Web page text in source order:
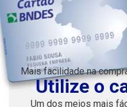
Mais facilidade na
Utilize o
Um dos meios mais